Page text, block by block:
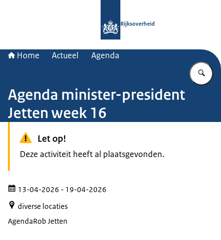
Rijksoverheid
Home Actueel Agenda
Agenda minister-president
Jetten week 16
Let op!
Deze activiteit heeft al plaatsgevonden.
13-04-2026 - 19-04-2026
diverse locaties
AgendaRob Jetten